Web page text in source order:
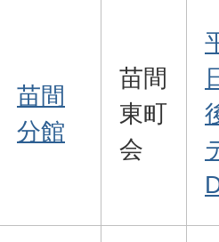
苗間
分館
苗間
東町
会